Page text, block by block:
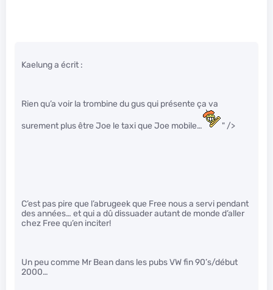
Kaelung a écrit :
Rien qu’a voir la trombine du gus qui présente ça va
surement plus être Joe le taxi que Joe mobile… " />
C’est pas pire que l’abrugeek que Free nous a servi pendant
des années… et qui a dû dissuader autant de monde d’aller
chez Free qu’en inciter!
Un peu comme Mr Bean dans les pubs VW fin 90’s/début
2000…